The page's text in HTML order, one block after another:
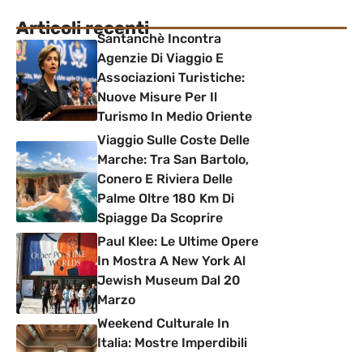
Articoli recentiSantanchè Incontra
Agenzie Di Viaggio E
Associazioni Turistiche:
Nuove Misure Per Il
Turismo In Medio Oriente
Viaggio Sulle Coste Delle
Marche: Tra San Bartolo,
Conero E Riviera Delle
Palme Oltre 180 Km Di
Spiagge Da Scoprire
Paul Klee: Le Ultime Opere
In Mostra A New York Al
Jewish Museum Dal 20
Marzo
Weekend Culturale In
Italia: Mostre Imperdibili